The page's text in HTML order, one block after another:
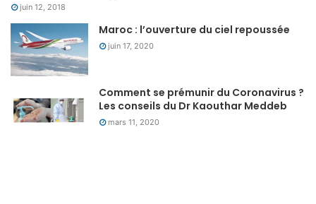
juin 12, 2018
Maroc : l’ouverture du ciel repoussée
juin 17, 2020
Comment se prémunir du Coronavirus ?
Les conseils du Dr Kaouthar Meddeb
mars 11, 2020